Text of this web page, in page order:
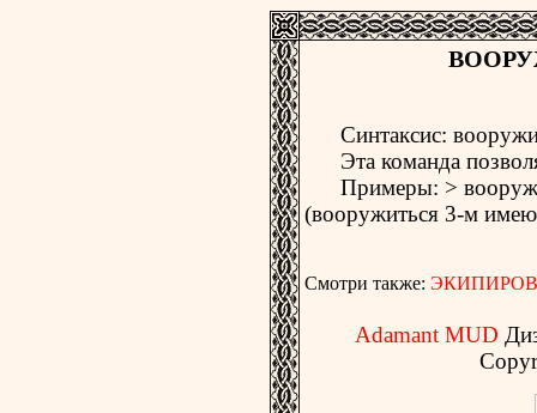
Синтаксис:
Эта команда
Примеры: >
(вооружиться 3-м
Смотри также:
Adamant MUD